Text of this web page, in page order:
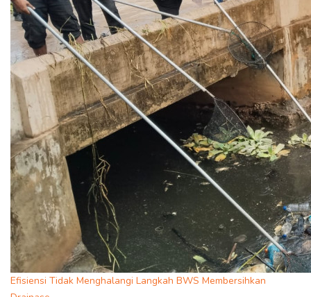
Efisiensi Tidak Menghalangi Langkah BWS Membersihkan